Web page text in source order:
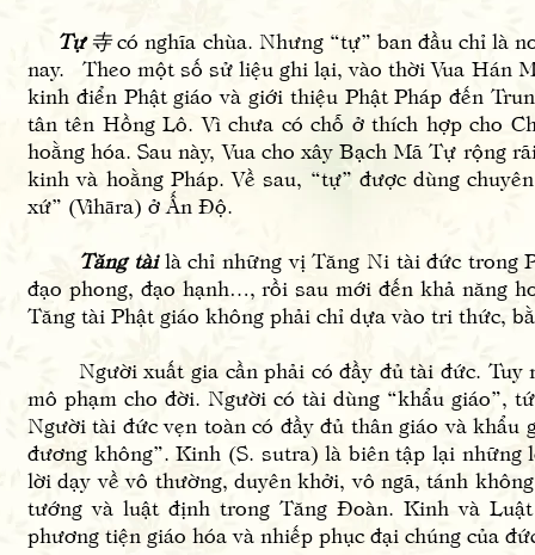
Tự寺có nghĩa chùa. Nhưng “tự” ban đầu chỉ là
nay. Theo một số sử liệu ghi lại, vào thời Vua Hán
kinh điển Phật giáo và giới thiệu Phật Pháp đến
tân tên Hồng Lô. Vì chưa có chỗ ở thích hợp cho
hoằng hóa. Sau này, Vua cho xây Bạch Mã Tự rộng
kinh và hoằng Pháp. Về sau, “tự” được dùng
xứ” (Vihāra) ở Ấn Độ.
Tăng tàilà chỉ những vị Tăng Ni tài đức trong
đạo phong, đạo hạnh…, rồi sau mới đến khả năng
Tăng tài Phật giáo không phải chỉ dựa vào tri thức,
Người xuất gia cần phải có đầy đủ tài đức. Tuy
mô phạm cho đời. Người có tài dùng “khẩu giáo”,
Người tài đức vẹn toàn có đầy đủ thân giáo và
đương không”. Kinh (S. sutra) là biên tập lại
lời dạy về vô thường, duyên khởi, vô ngã, tánh
tướng và luật định trong Tăng Đoàn. Kinh và
phương tiện giáo hóa và nhiếp phục đại chúng của